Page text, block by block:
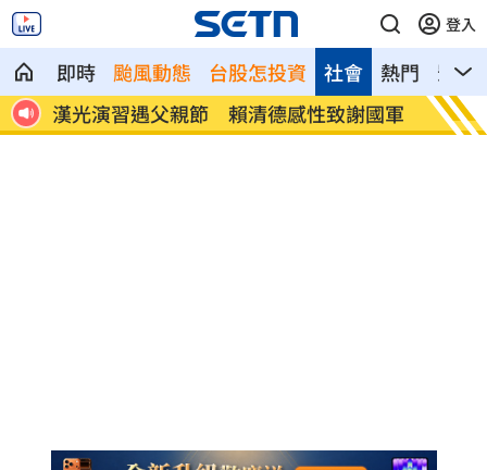
登入
即時 颱風動態 台股怎投資 熱門 影音
社會
舉
漢光演習遇父親節 賴清德感性致謝國軍
5歲女
望